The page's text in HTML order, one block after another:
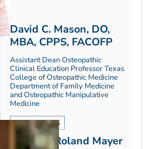
I - Einführung
Woche
- Zertifikat (postgraduate)
- Zertifikat
- Zertifikat
David C. Mason, DO,
MBA, CPPS, FACOFP
Assistant Dean Osteopathic
Clinical Education Professor Texas
College of Osteopathic Medicine
Department of Family Medicine
and Osteopathic Manipulative
Medicine
MEHR INFOS
Dr. med. Roland Mayer